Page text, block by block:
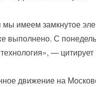
мы имеем замкнутое
выполнено. С
—
движение на